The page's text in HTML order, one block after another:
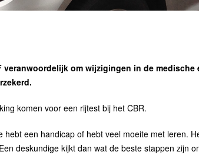
om wijzigingen in de
komen voor een rijtest bij het CBR.
hebt een handicap of hebt veel moeite met leren.
deskundige kijkt dan wat de beste stappen zijn